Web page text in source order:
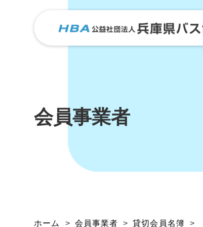
会員事業者
ホーム > 会員事業者 > 貸切会員名簿 >